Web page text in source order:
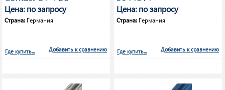
3044115
Цена: по запросу
Страна: Германия
Добавить к сравнению
Где купить...
Цена: по запросу
Страна: Германия
Добавить к сравнению
Где купить...